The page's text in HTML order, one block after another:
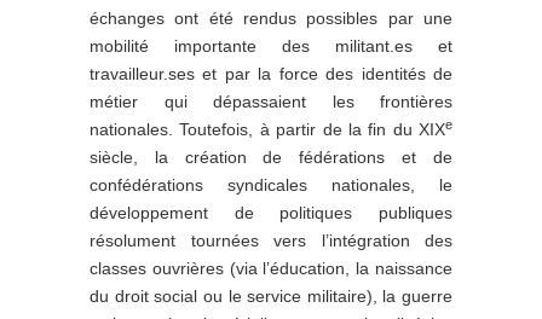
échanges ont été rendus possibles par une
mobilité importante des militant.es et
travailleur.ses et par la force des identités de
métier qui dépassaient les frontières
nationales. Toutefois, à partir de la fin du XIXe
siècle, la création de fédérations et de
confédérations syndicales nationales, le
développement de politiques publiques
résolument tournées vers l’intégration des
classes ouvrières (via l’éducation, la naissance
du droit social ou le service militaire), la guerre